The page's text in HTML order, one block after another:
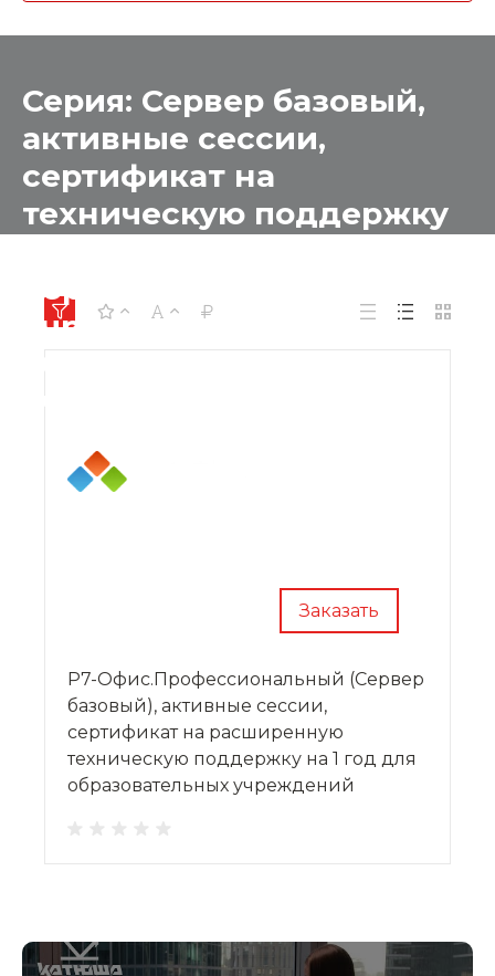
Серия: Сервер базовый,
активные сессии,
сертификат на
техническую поддержку
образовательных
учреждений для
Заказать
Р7-Офис.Профессиональный (Сервер
базовый), активные сессии,
сертификат на расширенную
техническую поддержку на 1 год для
образовательных учреждений